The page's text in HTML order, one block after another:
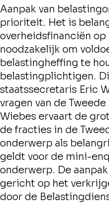
Aanpak van
prioriteit. Het is
overheidsfinanciën
noodzakelijk om
belastingheffing te
belastingplichtigen.
staatssecretaris Eric
vragen van de Tweede
Wiebes ervaart de
de fracties in de
onderwerp als
geldt voor de mini-
onderwerp. De
gericht op het
door de